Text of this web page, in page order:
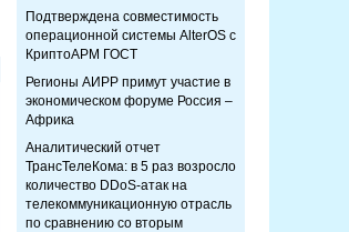
Подтверждена совместимость
операционной системы AlterOS с
КриптоАРМ ГОСТ
Регионы АИРР примут участие в
экономическом форуме Россия –
Африка
Аналитический отчет
ТрансТелеКома: в 5 раз возросло
количество DDoS-атак на
телекоммуникационную отрасль
по сравнению со вторым